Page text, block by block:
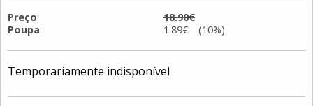
Preço:
18.90€
Poupa: 1.89€ (10%)
Temporariamente indisponível